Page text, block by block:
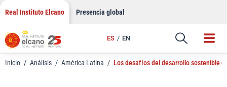
Saltar
contenido
Real Instituto Elcano Presencia global
ES EN
Enlace
Inicio / Análisis / América Latina / Los desafíos del desarrollo sostenible